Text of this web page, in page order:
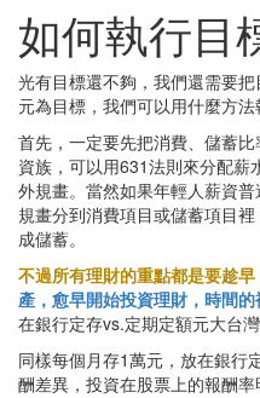
如何執行目
光有目標還不夠，我們還需要
元為目標，我們可以用什麼方法
首先，一定要先把消費、儲蓄
資族，可以用631法則來分配
外規畫。當然如果年輕人薪資
規畫分到消費項目或儲蓄項目
成儲蓄。
不過所有理財的重點都是要趁
產，愈早開始投資理財，時間
在銀行定存vs.定期定額元大台
同樣每個月存1萬元，放在銀行
酬差異，投資在股票上的報酬率